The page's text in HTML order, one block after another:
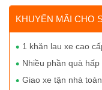
KHUYẾN MÃI CHO
1 khăn lau xe cao
Nhiều phần quà
Giao xe tận nhà